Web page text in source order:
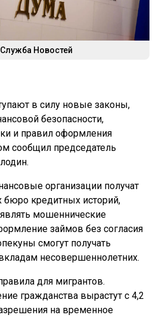
Новостей
в силу новые законы,
безопасности,
и правил оформления
сообщил председатель
организации получат
бюро кредитных историй,
мошеннические
займов без согласия
смогут получать
несовершеннолетних.
для мигрантов.
гражданства вырастут с 4,2
на временное